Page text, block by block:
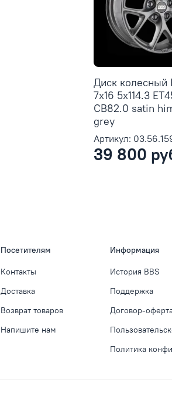
Диск колесный
7x16 5x114.3
CB82.0 satin
grey
Артикул:
39 800
Посетителям
Контакты
Доставка
Возврат товаров
Напишите нам
Информация
История BBS
Поддержка
Договор-
Политика